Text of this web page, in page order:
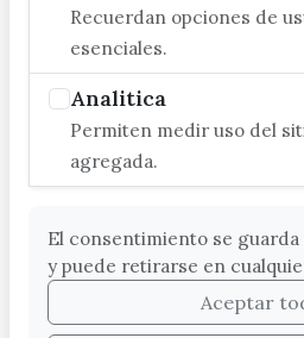
Recuerdan opciones de
esenciales.
Analitica
Permiten medir uso del
agregada.
El consentimiento se
y puede retirarse en
Aceptar